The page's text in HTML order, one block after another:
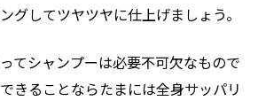
グしてツヤツヤに仕上げましょう。
てシャンプーは必要不可欠なもので
きることならたまには全身サッパリ